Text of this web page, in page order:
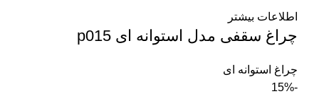
اطلاعات بیشتر
چراغ سقفی مدل استوانه ای p015
چراغ استوانه ای
-15%